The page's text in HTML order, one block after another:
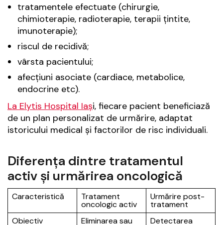
tratamentele efectuate (chirurgie,
chimioterapie, radioterapie, terapii țintite,
imunoterapie);
riscul de recidivă;
vârsta pacientului;
afecțiuni asociate (cardiace, metabolice,
endocrine etc).
La Elytis Hospital Iași, fiecare pacient beneficiază
de un plan personalizat de urmărire, adaptat
istoricului medical și factorilor de risc individuali.
Diferența dintre tratamentul
activ și urmărirea oncologică
Caracteristică Tratament
oncologic activ
Urmărire post-
tratament
Obiectiv
Eliminarea sau Detectarea